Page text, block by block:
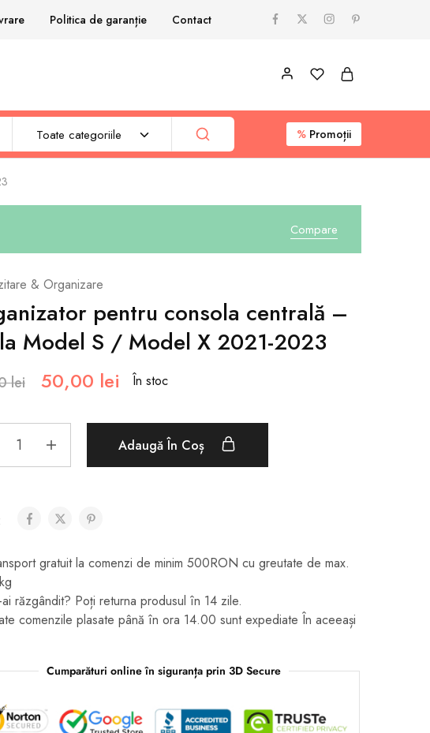
Politica de garanție Contact
Toate categoriile % Promoții
Compare
& Organizare
pentru consola centrală –
Model S / Model X 2021-2023
lei 50,00 lei În stoc
Adaugă În Coș
gratuit la comenzi de minim 500RON cu greutate de max.
ai răzgândit? Poți returna produsul în 14 zile.
comenzile plasate până în ora 14.00 sunt expediate În aceeași
Cumparături online în siguranța prin 3D Secure